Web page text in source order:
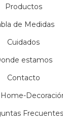
Productos
de Medidas
Cuidados
estamos
Contacto
Home-
Frecuentes